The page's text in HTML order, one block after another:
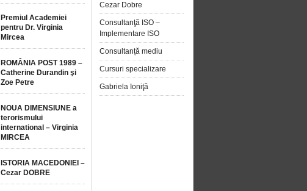
Premiul Academiei
pentru Dr. Virginia
Mircea
ROMÂNIA POST 1989 –
Catherine Durandin şi
Zoe Petre
NOUA DIMENSIUNE a
terorismului
international – Virginia
MIRCEA
ISTORIA MACEDONIEI –
Cezar DOBRE
Cezar Dobre
Consultanţă ISO –
Implementare ISO
Consultanță mediu
Cursuri specializare
Gabriela Ioniţă